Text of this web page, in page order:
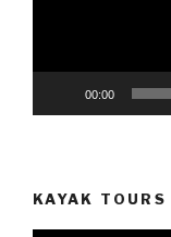
00:00
KAYAK